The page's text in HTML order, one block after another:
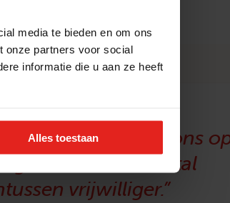
media te bieden en om ons
onze partners voor social
informatie die u aan ze heeft
Alles toestaan
trouwens ook bij ons
gemaakt: een aantal
vrijwilliger.”